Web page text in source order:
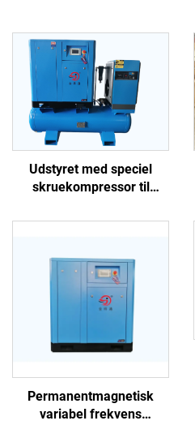
Udstyret med speciel
skruekompressor til
Permanentmagnetisk
variabel frekvens